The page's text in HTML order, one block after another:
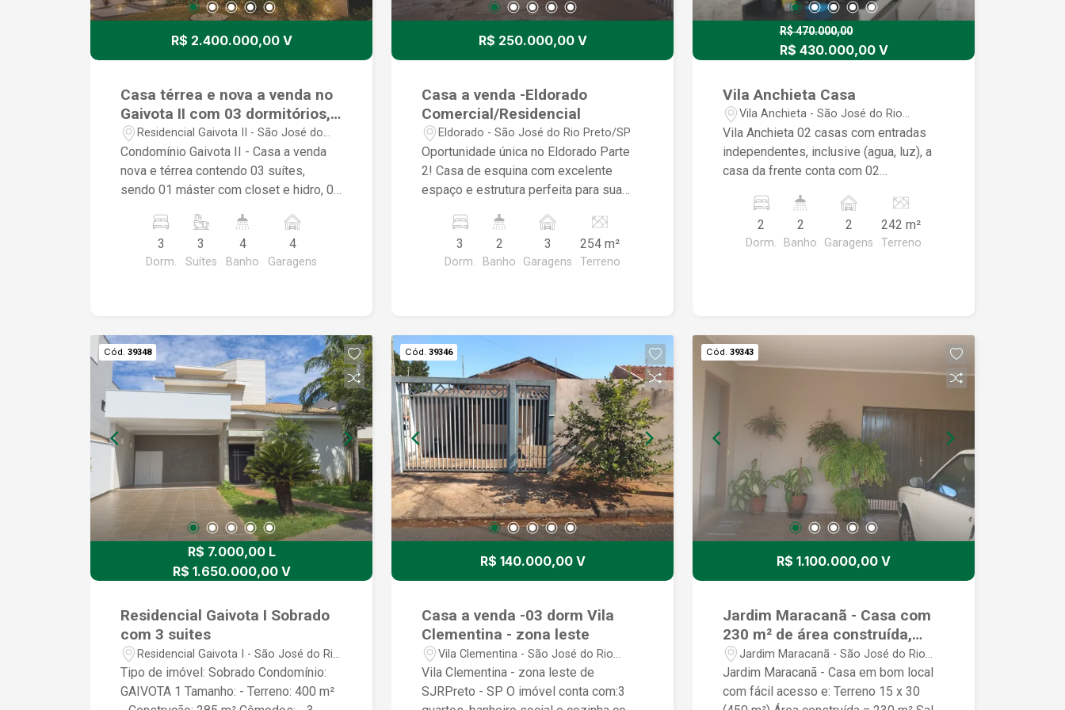
José do Rio Preto, proporcionando
conhecer esta excelente casa
R$ 2.400.000,00 V
Casa térrea e nova a venda no
Gaivota II com 03 dormitórios,
sendo 02 suítes e 01 suíte
máster com hidro, cozinha
gourmet com ilha e piscina
com cascata
Residencial Gaivota II - São José do
Rio Preto/SP
Condomínio Gaivota II - Casa a venda
nova e térrea contendo 03 suítes,
sendo 01 máster com closet e hidro, 04
escritório, lavabo, sala para 02
ambientes, cozinha gourmet com ilha e
com churrasqueira, despensa, área de
localização. Condomínio completo com
área de lazer, salão de festas,
churrasqueira, piscina e portaria 24
3
Dorm.
3
Suítes
4
Banho
4
Garagens
R$ 250.000,00 V
Casa a venda -Eldorado
Comercial/Residencial
Eldorado - São José do Rio Preto/SP
Oportunidade única no Eldorado Parte
2! Casa de esquina com excelente
espaço e estrutura perfeita para sua
m² de terreno e 198,14 m² de área
construída. Detalhes do
ImóvelDormitórios: 03 quartos
ótima disposição.Área de serviço:
Coberta e funcional.Quintal: Excelente
espaço externo privativo.Garagem:
Vagas para até 03 carros. Diferenciais e
LocalizaçãoCasa de Esquina: Garante
maior privacidade e
ventilação.Metragem: 254 m² de terreno
| 198,14 m² de área construída.Bairro:
Localizada no Eldorado Parte 2, região
residencial tranquila de São José do
Rio Preto, com fácil acesso a
Agende sua Visita!
3
Dorm.
2
Banho
3
Garagens
254 m²
Terreno
R$ 470.000,00
R$ 430.000,00 V
Vila Anchieta Casa
Vila Anchieta - São José do Rio
Preto/SP
Vila Anchieta 02 casas com entradas
independentes, inclusive (agua, luz), a
casa da frente conta com 02
com armario embutido, sala, cozinha
planejada, em lage, 02 banheiros, 02
vagas de garagem. A casa dos fundos,
2
Dorm.
2
Banho
2
Garagens
242 m²
Terreno
Cód. 39348
R$ 7.000,00 L
R$ 1.650.000,00 V
Residencial Gaivota I Sobrado
com 3 suites
Residencial Gaivota I - São José do Rio
Preto/SP
Tipo de imóvel: Sobrado Condomínio:
GAIVOTA 1 Tamanho: - Terreno: 400 m²
Cód. 39346
R$ 140.000,00 V
Casa a venda -03 dorm Vila
Clementina - zona leste
Vila Clementina - São José do Rio
Preto/SP
Vila Clementina - zona leste de
SJRPreto - SP O imóvel conta com:3
Cód. 39343
R$ 1.100.000,00 V
Jardim Maracanã - Casa com
230 m² de área construída,
local pode ser residencial e
comercial
Jardim Maracanã - São José do Rio
Preto/SP
Jardim Maracanã - Casa em bom local
com fácil acesso e: Terreno 15 x 30